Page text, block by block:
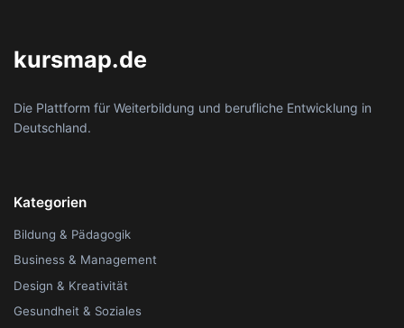
kursmap.de
Die Plattform für Weiterbildung und berufliche Entwicklung in
Deutschland.
Kategorien
Bildung & Pädagogik
Business & Management
Design & Kreativität
Gesundheit & Soziales